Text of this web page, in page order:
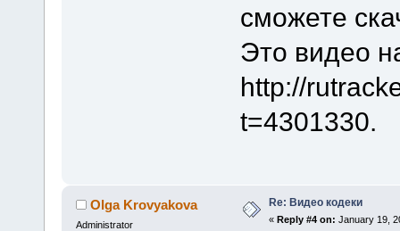
сможете
Это видео
http://
t=4301330.
Olga Krovyakova
Administrator
Re: Видео кодеки
« Reply #4 on: January 19,